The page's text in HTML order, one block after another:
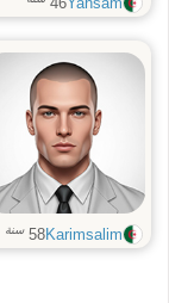
Karimsalim
58 سنة